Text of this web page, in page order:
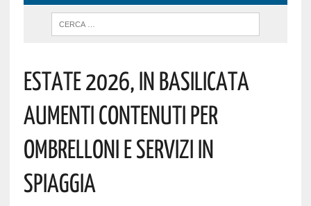
Estate 2026, In Basilicata
Aumenti Contenuti Per
Ombrelloni E Servizi In
Spiaggia